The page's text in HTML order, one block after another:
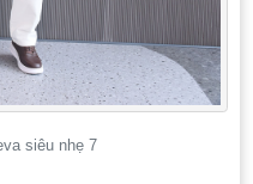
siêu nhẹ 7